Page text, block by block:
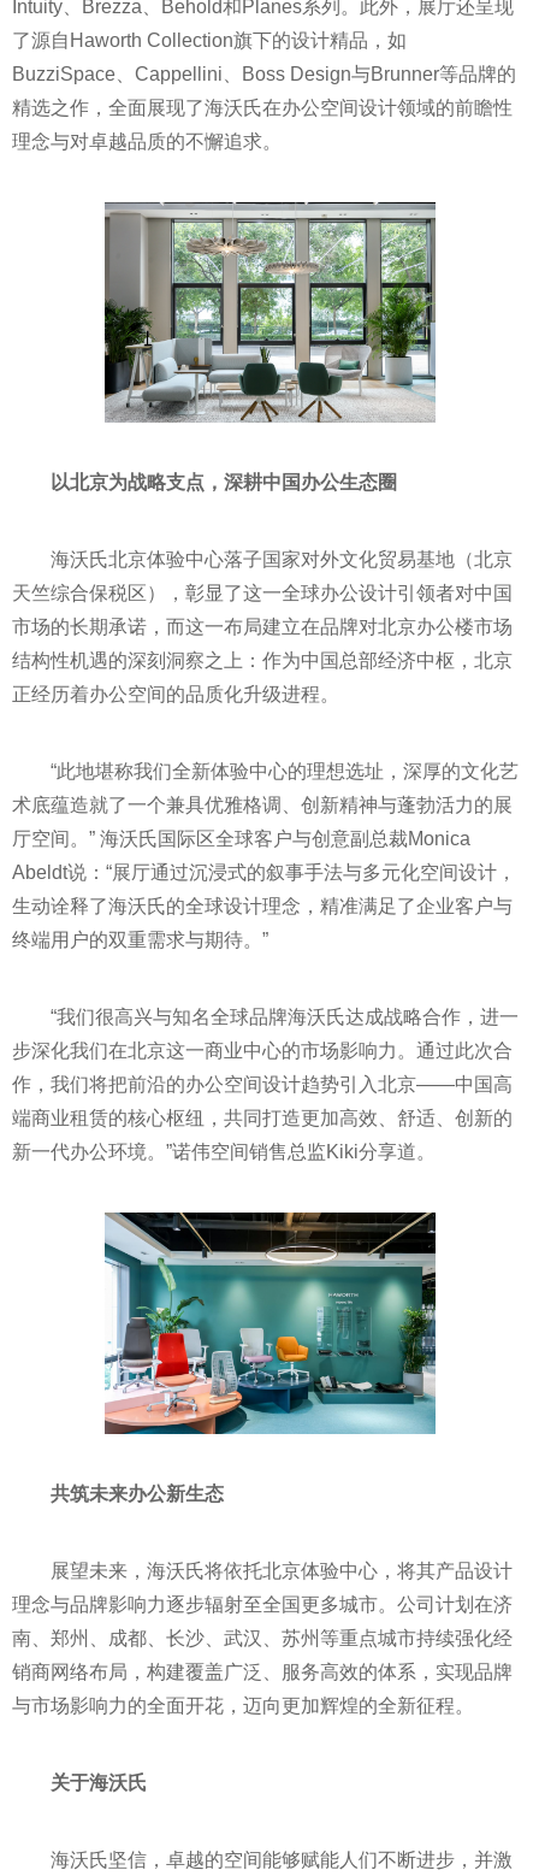
Intuity、Brezza、Behold和Planes系列。此外，展厅还呈现
了源自Haworth Collection旗下的设计精品，如
BuzziSpace、Cappellini、Boss Design与Brunner等品牌的
精选之作，全面展现了海沃氏在办公空间设计领域的前瞻性
理念与对卓越品质的不懈追求。
以北京为战略支点，深耕中国办公生态圈
海沃氏北京体验中心落子国家对外文化贸易基地（北京
天竺综合保税区），彰显了这一全球办公设计引领者对中国
市场的长期承诺，而这一布局建立在品牌对北京办公楼市场
结构性机遇的深刻洞察之上：作为中国总部经济中枢，北京
正经历着办公空间的品质化升级进程。
“此地堪称我们全新体验中心的理想选址，深厚的文化艺
术底蕴造就了一个兼具优雅格调、创新精神与蓬勃活力的展
厅空间。” 海沃氏国际区全球客户与创意副总裁Monica
Abeldt说：“展厅通过沉浸式的叙事手法与多元化空间设计，
生动诠释了海沃氏的全球设计理念，精准满足了企业客户与
终端用户的双重需求与期待。”
“我们很高兴与知名全球品牌海沃氏达成战略合作，进一
步深化我们在北京这一商业中心的市场影响力。通过此次合
作，我们将把前沿的办公空间设计趋势引入北京——中国高
端商业租赁的核心枢纽，共同打造更加高效、舒适、创新的
新一代办公环境。”诺伟空间销售总监Kiki分享道。
共筑未来办公新生态
展望未来，海沃氏将依托北京体验中心，将其产品设计
理念与品牌影响力逐步辐射至全国更多城市。公司计划在济
南、郑州、成都、长沙、武汉、苏州等重点城市持续强化经
销商网络布局，构建覆盖广泛、服务高效的体系，实现品牌
与市场影响力的全面开花，迈向更加辉煌的全新征程。
关于海沃氏
海沃氏坚信，卓越的空间能够赋能人们不断进步，并激